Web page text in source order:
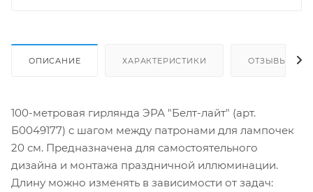
ОПИСАНИЕ ХАРАКТЕРИСТИКИ ОТЗЫВЫ
100-метровая гирлянда ЭРА "Белт-лайт" (арт.
Б0049177) с шагом между патронами для лампочек
20 см. Предназначена для самостоятельного
дизайна и монтажа праздничной иллюминации.
Длину можно изменять в зависимости от задач: